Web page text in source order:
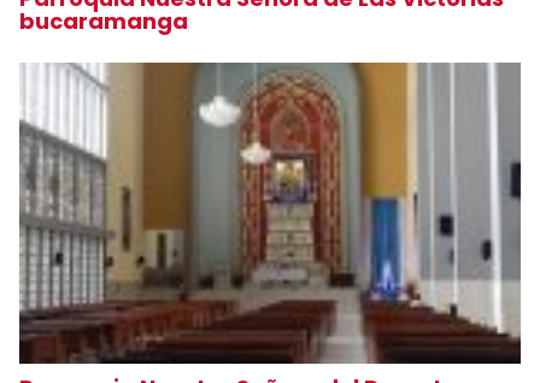
bucaramanga